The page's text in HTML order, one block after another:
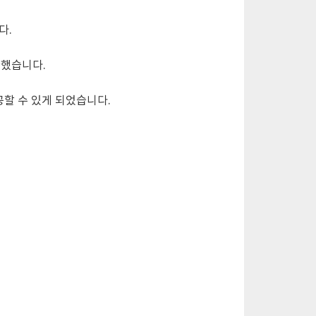
.
습니다.
수 있게 되었습니다.